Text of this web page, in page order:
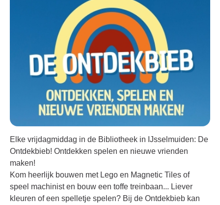
Elke vrijdagmiddag in de Bibliotheek in IJsselmuiden: De
Ontdekbieb! Ontdekken spelen en nieuwe vrienden
maken!
Kom heerlijk bouwen met Lego en Magnetic Tiles of
speel machinist en bouw een toffe treinbaan... Liever
kleuren of een spelletje spelen? Bij de Ontdekbieb kan